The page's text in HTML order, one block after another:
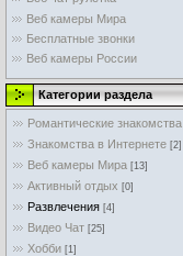
Веб камеры Мира
Бесплатные звонки
Веб камеры России
Категории раздела
Романтические знакомства
Знакомства в Интернете [2]
Веб камеры Мира [13]
Активный отдых [0]
Развлечения [4]
Видео Чат [25]
Хобби [1]